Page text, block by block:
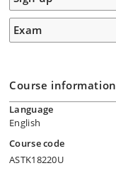
Exam
Course information
Language
English
Course code
ASTK18220U